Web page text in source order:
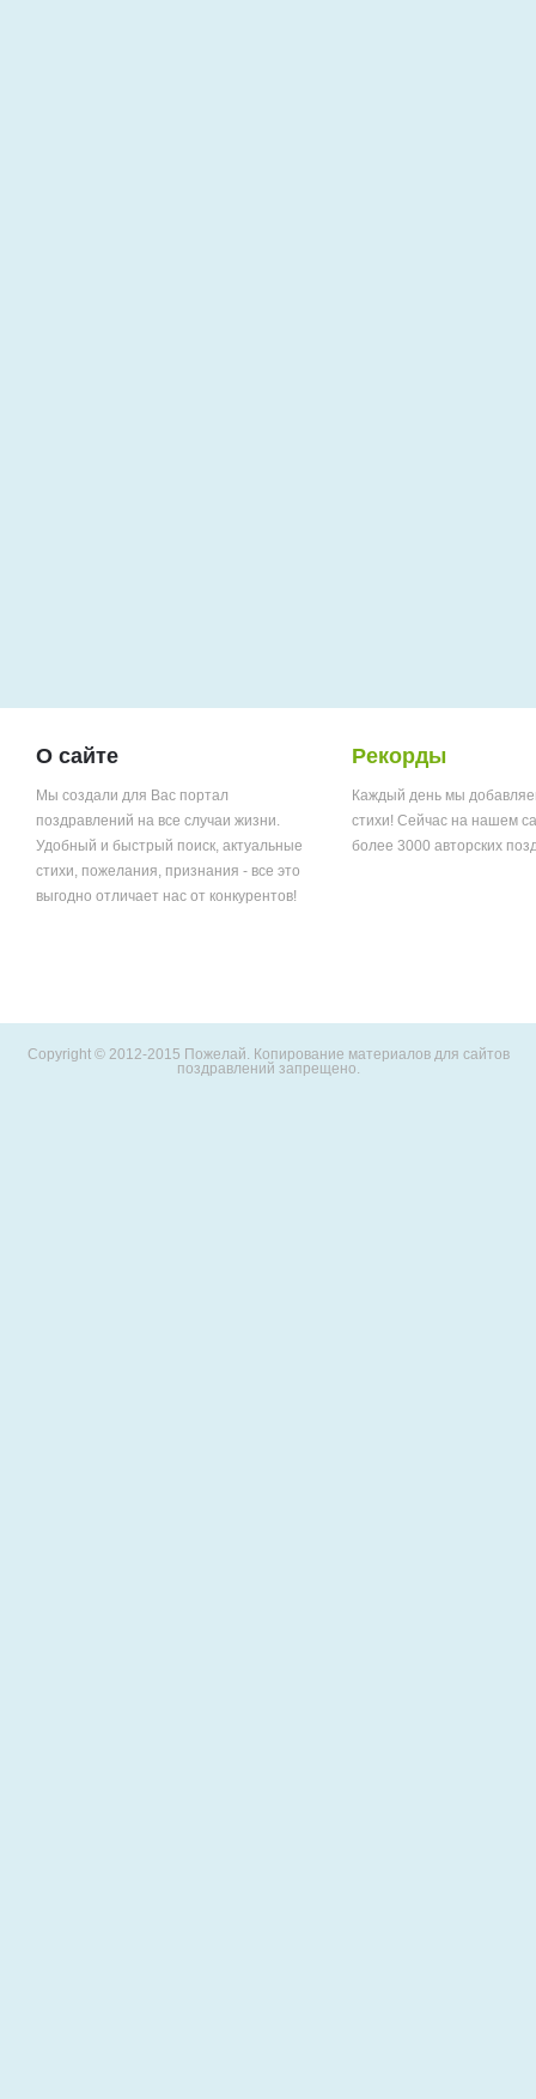
О сайте
Мы создали для Вас портал
поздравлений на все случаи жизни.
Удобный и быстрый поиск, актуальные
стихи, пожелания, признания - все это
выгодно отличает нас от конкурентов!
Рекорды
Каждый день мы
стихи! Сейчас на нашем
более 3000 авторских
Copyright © 2012-2015 Пожелай. Копирование материалов для сайтов
поздравлений запрещено.